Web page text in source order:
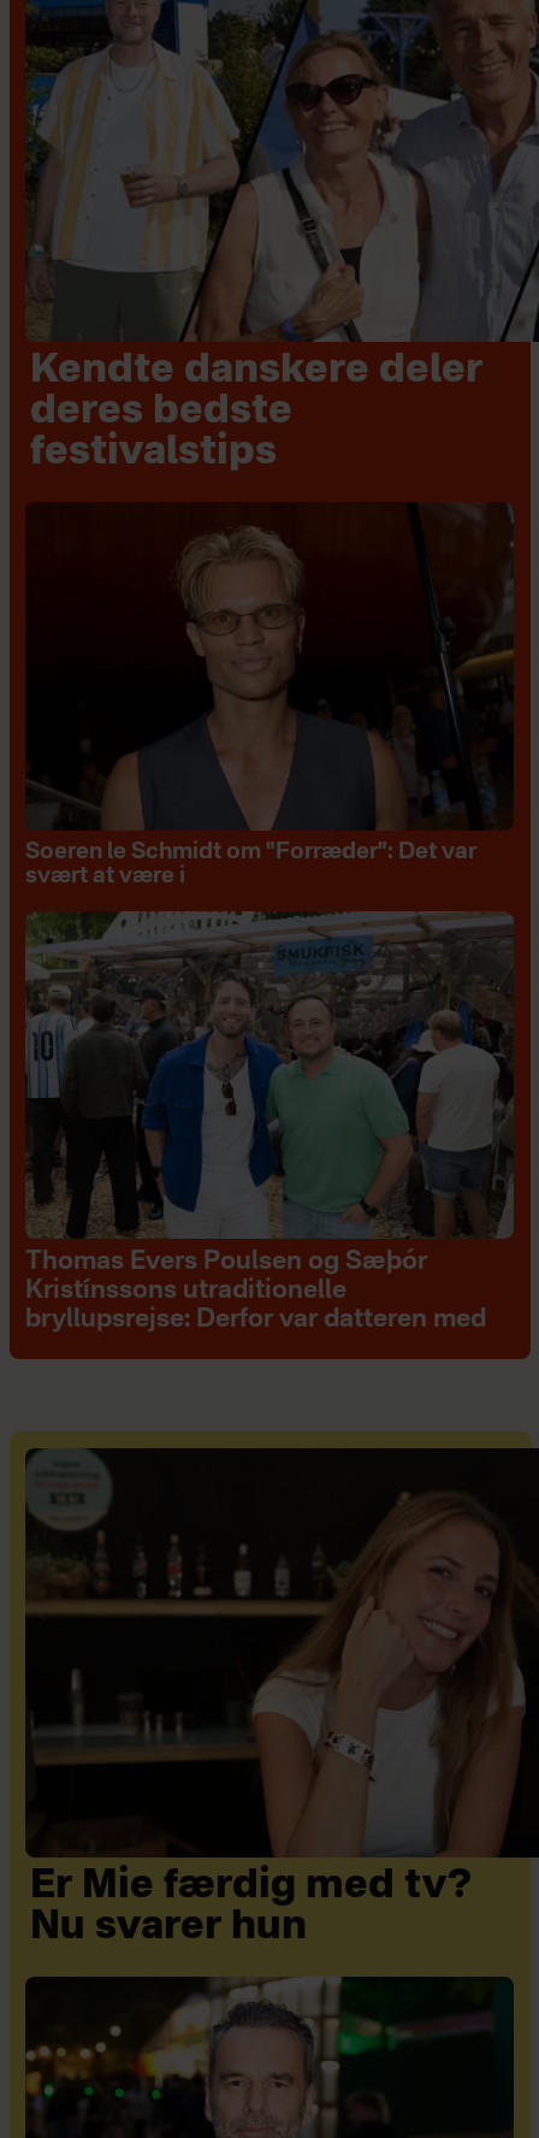
Kendte danskere deler
deres bedste
festivalstips
Soeren le Schmidt om "Forræder": Det var
svært at være i
Thomas Evers Poulsen og Sæþór
Kristínssons utraditionelle
bryllupsrejse: Derfor var datteren med
Er Mie færdig med tv?
Nu svarer hun